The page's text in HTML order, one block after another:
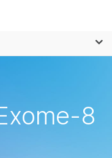
8
인하실 수 있
해 주세요:
전 및 희귀 질환 연